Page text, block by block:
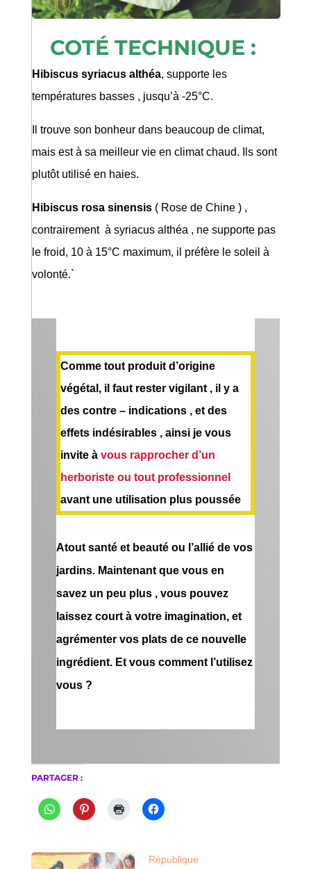
COTÉ TECHNIQUE :
Hibiscus syriacus althéa, supporte les
températures basses , jusqu’à -25°C.
Il trouve son bonheur dans beaucoup de climat,
mais est à sa meilleur vie en climat chaud. Ils sont
plutôt utilisé en haies.
Hibiscus rosa sinensis( Rose de Chine ) ,
contrairement à syriacus althéa , ne supporte pas
le froid, 10 à 15°C maximum, il préfère le soleil à
volonté.`
Comme tout produit d’origine
végétal, il faut rester vigilant , il y a
des contre – indications , et des
effets indésirables , ainsi je vous
invite à vous rapprocher d’un
herboriste ou tout professionnel
avant une utilisation plus poussée
Atout santé et beauté ou l’allié de vos
jardins. Maintenant que vous en
savez un peu plus , vous pouvez
laissez court à votre imagination, et
agrémenter vos plats de ce nouvelle
ingrédient. Et vous comment l’utilisez
vous ?
PARTAGER :
République